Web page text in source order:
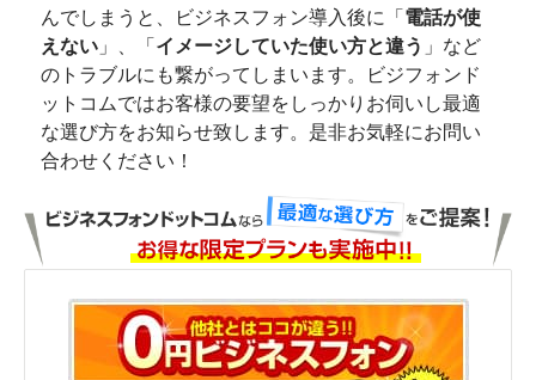
んでしまうと、ビジネスフォン導入後に「 電話が使
えない 」、「 イメージしていた使い方と違う 」など
のトラブルにも繋がってしまいます。ビジフォンド
ットコムではお客様の要望をしっかりお伺いし最適
な選び方をお知らせ致します。是非お気軽にお問い
合わせください！